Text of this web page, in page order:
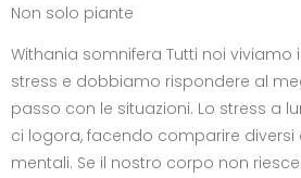
Non solo piante
Withania somnifera Tutti noi
stress e dobbiamo rispondere al
passo con le situazioni. Lo stress a
ci logora, facendo comparire diversi
mentali. Se il nostro corpo non riesce